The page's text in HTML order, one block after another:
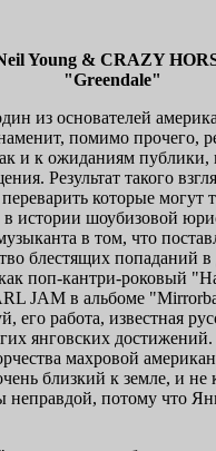
Young & CRAZY
"Greendale"
из основателей
помимо прочего,
и к ожиданиям
Результат такого
которые
в истории шоубизовой
в том, что
блестящих попаданий
поп-кантри-роковый
JAM в альбоме
его работа, известная
янговских
махровой
близкий к земле, и
потому что